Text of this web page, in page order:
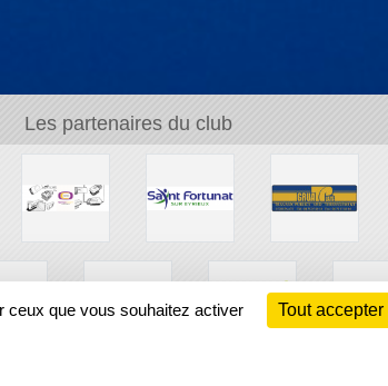
Les partenaires du club
ceux que vous souhaitez activer Tout accepter